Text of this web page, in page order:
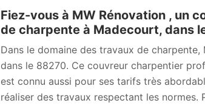
Fiez-vous à MW Rénovation , un
de charpente à Madecourt, dans
Dans le domaine des travaux de
dans le 88270. Ce couvreur charpentier
est connu aussi pour ses tarifs très
réaliser des travaux respectant les